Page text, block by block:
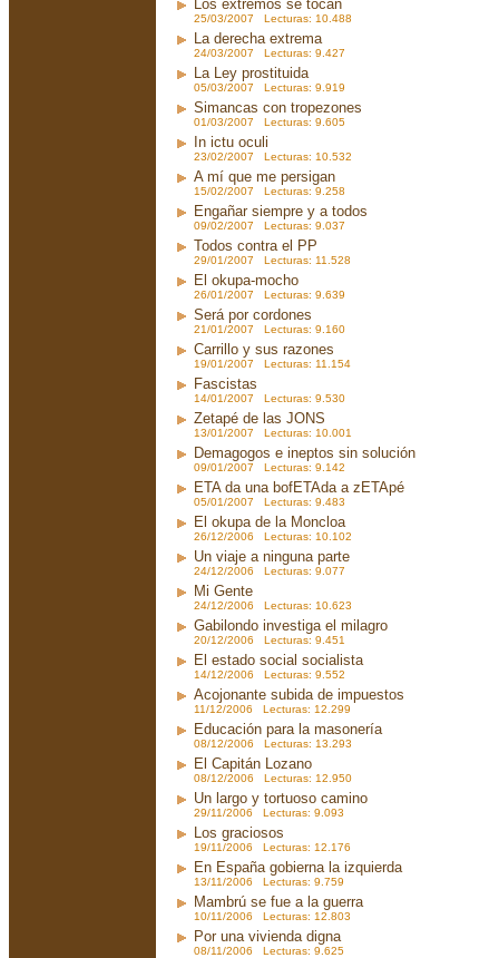
Los extremos se tocan
25/03/2007 Lecturas: 10.488
La derecha extrema
24/03/2007 Lecturas: 9.427
La Ley prostituida
05/03/2007 Lecturas: 9.919
Simancas con tropezones
01/03/2007 Lecturas: 9.605
In ictu oculi
23/02/2007 Lecturas: 10.532
A mí que me persigan
15/02/2007 Lecturas: 9.258
Engañar siempre y a todos
09/02/2007 Lecturas: 9.037
Todos contra el PP
29/01/2007 Lecturas: 11.528
El okupa-mocho
26/01/2007 Lecturas: 9.639
Será por cordones
21/01/2007 Lecturas: 9.160
Carrillo y sus razones
19/01/2007 Lecturas: 11.154
Fascistas
14/01/2007 Lecturas: 9.530
Zetapé de las JONS
13/01/2007 Lecturas: 10.001
Demagogos e ineptos sin solución
09/01/2007 Lecturas: 9.142
ETA da una bofETAda a zETApé
05/01/2007 Lecturas: 9.483
El okupa de la Moncloa
26/12/2006 Lecturas: 10.102
Un viaje a ninguna parte
24/12/2006 Lecturas: 9.077
Mi Gente
24/12/2006 Lecturas: 10.623
Gabilondo investiga el milagro
20/12/2006 Lecturas: 9.451
El estado social socialista
14/12/2006 Lecturas: 9.552
Acojonante subida de impuestos
11/12/2006 Lecturas: 12.299
Educación para la masonería
08/12/2006 Lecturas: 13.293
El Capitán Lozano
08/12/2006 Lecturas: 12.950
Un largo y tortuoso camino
29/11/2006 Lecturas: 9.093
Los graciosos
19/11/2006 Lecturas: 12.176
En España gobierna la izquierda
13/11/2006 Lecturas: 9.759
Mambrú se fue a la guerra
10/11/2006 Lecturas: 12.803
Por una vivienda digna
08/11/2006 Lecturas: 9.625